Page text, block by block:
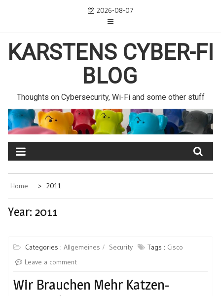
2026-08-07
KARSTENS CYBER-FI
BLOG
Thoughts on Cybersecurity, Wi-Fi and some other stuff
Home 2011
Year: 2011
Categories : Allgemeines Security Tags : Cisco
Leave a comment
Wir Brauchen Mehr Katzen-